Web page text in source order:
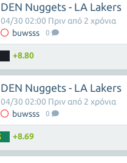
DEN Nuggets - LA Lakers
buwsss 0
04/30 02:00 Πριν από 2 χρόνια
+8.80
DEN Nuggets - LA Lakers
buwsss 0
04/30 02:00 Πριν από 2 χρόνια
+8.69